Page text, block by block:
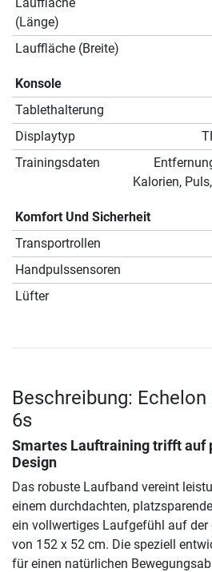
(Länge)
Lauffläche (Breite)
Konsole
Tablethalterung
Displaytyp
Trainingsdaten
Kalorien,
Komfort Und Sicherheit
Transportrollen
Handpulssensoren
Lüfter
Beschreibung:
6s
Smartes Lauftraining trifft auf
Design
Das robuste Laufband vereint
einem durchdachten,
ein vollwertiges Laufgefühl auf
von 152 x 52 cm. Die speziell
für einen natürlichen